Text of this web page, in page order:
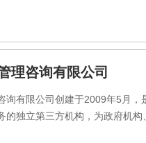
理咨询有限公司
询有限公司创建于2009年5月
的独立第三方机构，为政府机